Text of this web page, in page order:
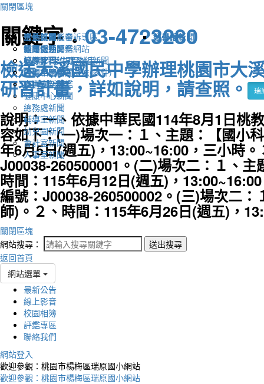
關閉區塊
關鍵字：03-4723280
檢送大溪國民中學辦理桃園市大
研習計畫，詳如說明，請查照。 瑞
說明：一、依據中華民國114年8月1日桃
容如下：(一)場次一：１、主題：【國小
年6月5日(週五)，13:00~16:00，三小時
J00038-260500001。(二)場次二：１、
時間：115年6月12日(週五)，
編號：J00038-260500002。(三)場次二
師)。２、時間：115年6月26日(週五)，
關閉區塊
網站搜尋：
送出搜尋
返回首頁
網站選單
最新公告
宣傳新聞
榮譽榜
教導處新聞
教學組新聞
輔導室-學生事務組新聞
研習相關新聞
圖書室新聞
健康中心新聞
總務處新聞
輔導室新聞
幼兒園新聞
會計室新聞
人事室新聞
線上影音
活動比賽影音
新聞報導影音
校園影音
好書推薦
各處室影音
校園相簿
活動剪影
體育活動
適性社團
評鑑專區
學生獎懲及申訴專區
健康促進評鑑網站
115學年度課程計畫
性別平等相關辦法(表件)
交通安全評鑑
聯絡我們
網站登入
歡迎參觀：桃園市楊梅區瑞原國小網站
歡迎參觀：桃園市楊梅區瑞原國小網站